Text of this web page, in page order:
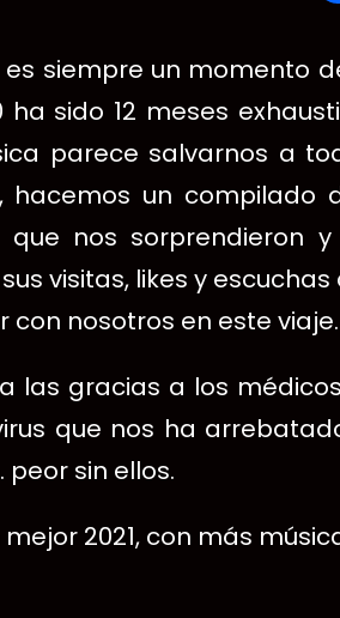
es siempre un momento
ha sido 12 meses
parece salvarnos a
hacemos un compilado
que nos sorprendieron
visitas, likes y
con nosotros en este viaje.
las gracias a los
que nos ha
peor sin ellos.
2021, con más